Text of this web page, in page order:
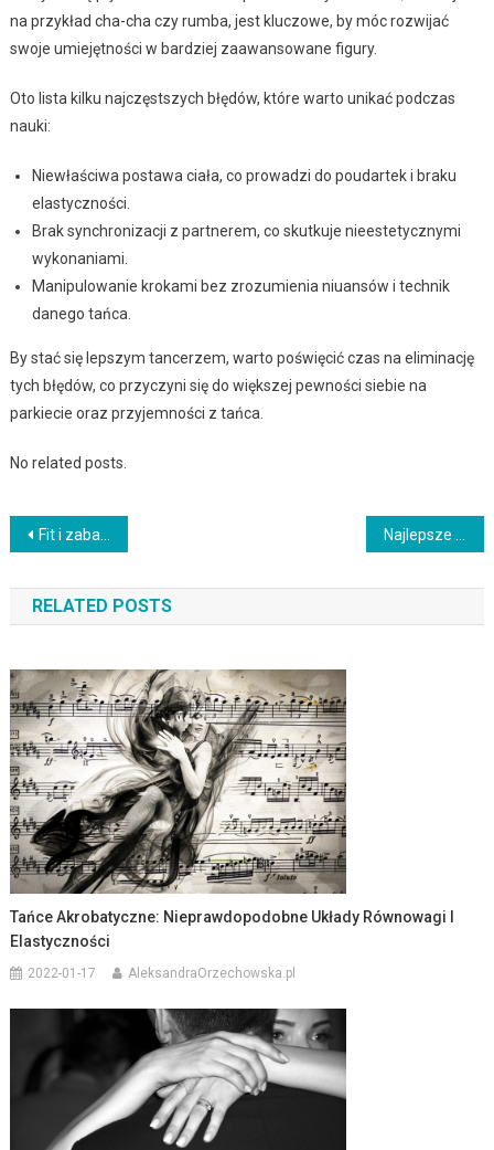
na przykład cha-cha czy rumba, jest kluczowe, by móc rozwijać
swoje umiejętności w bardziej zaawansowane figury.
Oto lista kilku najczęstszych błędów, które warto unikać podczas
nauki:
Niewłaściwa postawa ciała, co prowadzi do poudartek i braku
elastyczności.
Brak synchronizacji z partnerem, co skutkuje nieestetycznymi
wykonaniami.
Manipulowanie krokami bez zrozumienia niuansów i technik
danego tańca.
By stać się lepszym tancerzem, warto poświęcić czas na eliminację
tych błędów, co przyczyni się do większej pewności siebie na
parkiecie oraz przyjemności z tańca.
No related posts.
Nawigacja
wpisu
Fit i zabawiaj się: jak tabata fitness łączy się z tańcem
RELATED POSTS
Tańce Akrobatyczne: Nieprawdopodobne Układy Równowagi I
Elastyczności
2022-01-17 AleksandraOrzechowska.pl